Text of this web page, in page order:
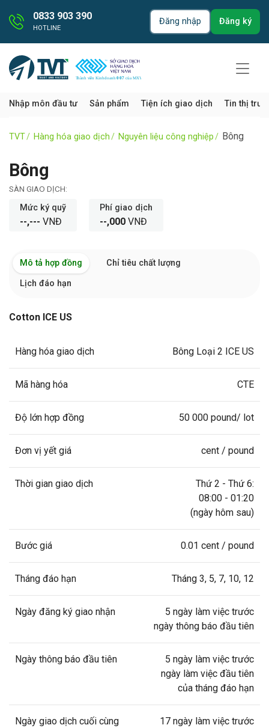
0833 903 390
HOTLINE
Đăng nhập Đăng ký
Nhập môn đầu tư Sản phẩm Tiện ích giao dịch Tin thị
TVT Hàng hóa giao dịch Nguyên liệu công nghiệp Bông
Bông
SÀN GIAO DỊCH:
Mức ký quỹ
--,--- VNĐ
Phí giao dịch
--,000 VNĐ
Mô tả hợp đồng
Chỉ tiêu chất lượng
Lịch đáo hạn
Cotton ICE US
Hàng hóa giao dịch Bông Loại 2 ICE US
Mã hàng hóa CTE
Độ lớn hợp đồng 50 000 pound/ lot
Đơn vị yết giá cent / pound
Thời gian giao dịch
Thứ 2 - Thứ 6:
08:00 - 01:20
(ngày hôm sau)
Bước giá 0.01 cent / pound
Tháng đáo hạn Tháng 3, 5, 7, 10, 12
Ngày đăng ký giao nhận
5 ngày làm việc trước
ngày thông báo đầu tiên
Ngày thông báo đầu tiên
5 ngày làm việc trước
ngày làm việc đầu tiên
của tháng đáo hạn
Ngày giao dịch cuối cùng
17 ngày làm việc trước